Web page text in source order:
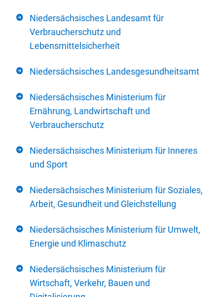
Niedersächsisches Landesamt für
Verbraucherschutz und
Lebensmittelsicherheit
Niedersächsisches Landesgesundheitsamt
Niedersächsisches Ministerium für
Ernährung, Landwirtschaft und
Verbraucherschutz
Niedersächsisches Ministerium für Inneres
und Sport
Niedersächsisches Ministerium für Soziales,
Arbeit, Gesundheit und Gleichstellung
Niedersächsisches Ministerium für Umwelt,
Energie und Klimaschutz
Niedersächsisches Ministerium für
Wirtschaft, Verkehr, Bauen und